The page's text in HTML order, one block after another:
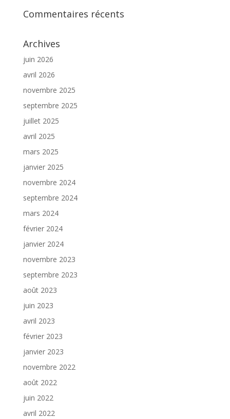
Commentaires récents
Archives
juin 2026
avril 2026
novembre 2025
septembre 2025
juillet 2025
avril 2025
mars 2025
janvier 2025
novembre 2024
septembre 2024
mars 2024
février 2024
janvier 2024
novembre 2023
septembre 2023
août 2023
juin 2023
avril 2023
février 2023
janvier 2023
novembre 2022
août 2022
juin 2022
avril 2022